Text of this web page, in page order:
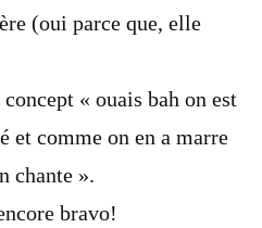
(oui parce que, elle
« ouais bah on est
et comme on en a marre
chante ».
bravo!